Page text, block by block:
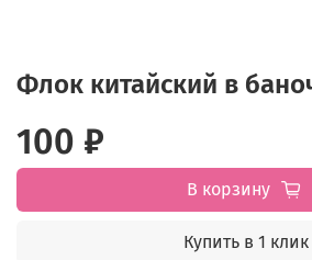
Флок китайский в
100 ₽
В корзину
Купить в 1 клик